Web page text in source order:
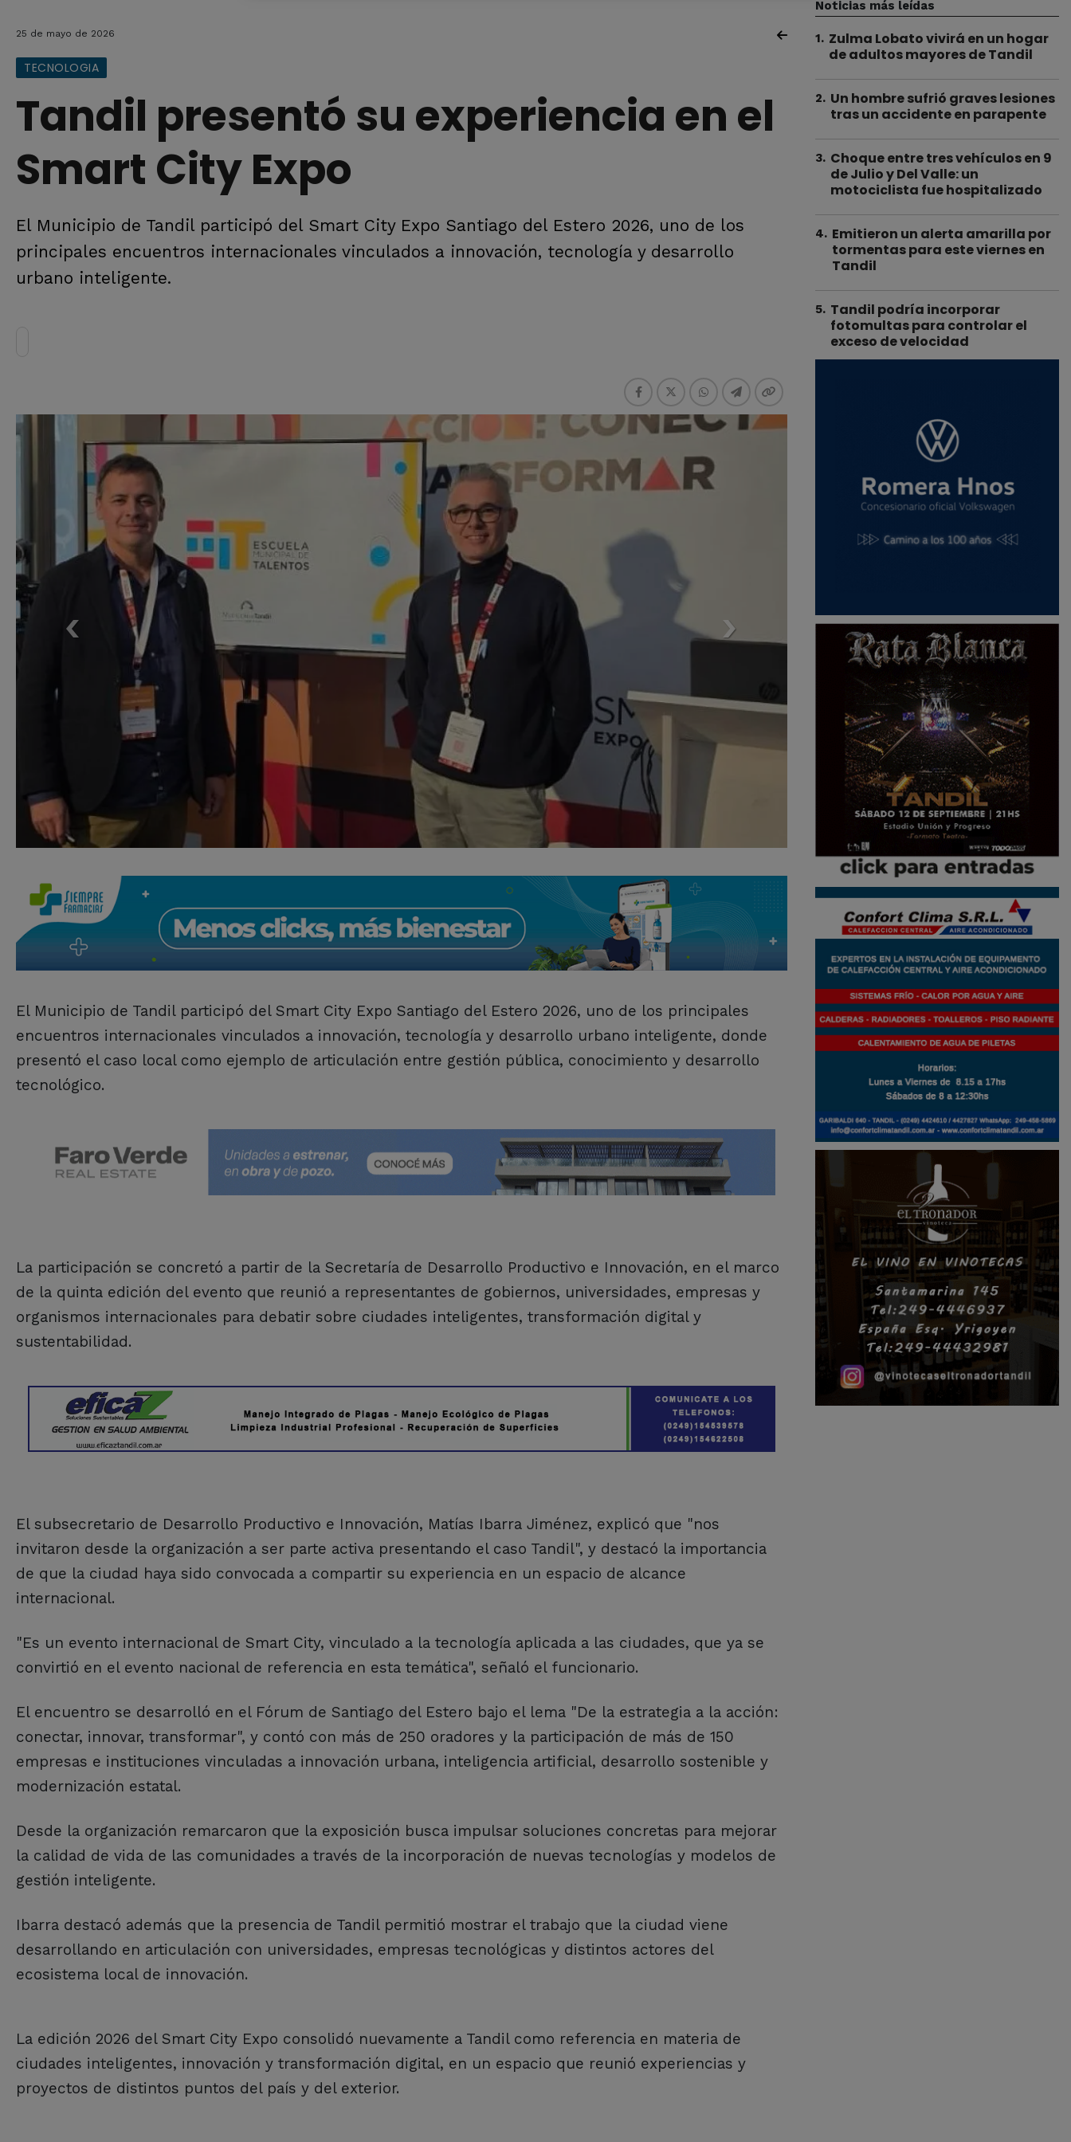
25 de mayo de 2026
TECNOLOGIA
Tandil presentó su experiencia en el
Smart City Expo
El Municipio de Tandil participó del Smart City Expo Santiago del Estero 2026, uno de los
principales encuentros internacionales vinculados a innovación, tecnología y desarrollo
urbano inteligente.
El Municipio de Tandil participó del Smart City Expo Santiago del Estero 2026, uno de los principales
encuentros internacionales vinculados a innovación, tecnología y desarrollo urbano inteligente, donde
presentó el caso local como ejemplo de articulación entre gestión pública, conocimiento y desarrollo
tecnológico.
La participación se concretó a partir de la Secretaría de Desarrollo Productivo e Innovación, en el marco
de la quinta edición del evento que reunió a representantes de gobiernos, universidades, empresas y
organismos internacionales para debatir sobre ciudades inteligentes, transformación digital y
sustentabilidad.
El subsecretario de Desarrollo Productivo e Innovación, Matías Ibarra Jiménez, explicó que "nos
invitaron desde la organización a ser parte activa presentando el caso Tandil", y destacó la importancia
de que la ciudad haya sido convocada a compartir su experiencia en un espacio de alcance
internacional.
"Es un evento internacional de Smart City, vinculado a la tecnología aplicada a las ciudades, que ya se
convirtió en el evento nacional de referencia en esta temática", señaló el funcionario.
El encuentro se desarrolló en el Fórum de Santiago del Estero bajo el lema "De la estrategia a la acción:
conectar, innovar, transformar", y contó con más de 250 oradores y la participación de más de 150
empresas e instituciones vinculadas a innovación urbana, inteligencia artificial, desarrollo sostenible y
modernización estatal.
Desde la organización remarcaron que la exposición busca impulsar soluciones concretas para mejorar
la calidad de vida de las comunidades a través de la incorporación de nuevas tecnologías y modelos de
gestión inteligente.
Ibarra destacó además que la presencia de Tandil permitió mostrar el trabajo que la ciudad viene
desarrollando en articulación con universidades, empresas tecnológicas y distintos actores del
ecosistema local de innovación.
La edición 2026 del Smart City Expo consolidó nuevamente a Tandil como referencia en materia de
ciudades inteligentes, innovación y transformación digital, en un espacio que reunió experiencias y
proyectos de distintos puntos del país y del exterior.
Noticias más leídas
1. Zulma Lobato vivirá en un hogar
de adultos mayores de Tandil
2. Un hombre sufrió graves lesiones
tras un accidente en parapente
3. Choque entre tres vehículos en 9
de Julio y Del Valle: un
motociclista fue hospitalizado
4. Emitieron un alerta amarilla por
tormentas para este viernes en
Tandil
5. Tandil podría incorporar
fotomultas para controlar el
exceso de velocidad